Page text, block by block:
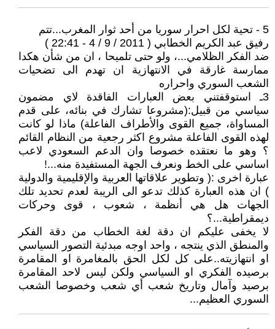
5 - تحية لكل احرار سوريا من أحد ثوار المغرب...تتم
رفيق عبد الكريم الخطابي ( 2011 / 9 / 4 - 22:41 )
ضد الفكر الظلامي...، ولو حتى تلميحا ، ان من شأن هكدا
ممارسة غارقة في الانتهازية ان تهدم الى تضحيات
الشعب السوري واحراره
3ـ استوقفتني بعض العبارات الفاقدة لاي مضمون
سياسي من قبيل:(مشروعا تشارك في بنائه، على قدم
المساواة، جميع القوى والأطراف الفاعلة) ماذا لو كانت
لهذه القوى الفاعلة مشروع اكثر رجعية من النظام القائم
؟ وهو ما نعتقده خصوصا وان الدعم السعودي لاعب
اساسي على الخط ونعرف الجهة المستفيدة منه...!
عبارة اخرى :( وتطوير علاقاتها العربية والإقليمية والدولية
) ان هذه العبارة كذلك تدعو الى الريبة لعدم تحديد تلك
الجهات هل هي أنظمة ، شعوب ، قوى وحركات
ديمقراطية...؟
لا يخفى عليكم ان دقة لغة الخطاب من دقة الفكر
والمنطق الذي ينتجه ، واحد اوجه مبدئية التصور السياسي
او انتهازيته..على كل لكل الحق بالمغامرة او المقامرة
برصيده الفكري او السياسي ولكن ليس لاحد المقامرة
برصيد وآمال وتاريخ شعب أي شعب وخصوصا الشعب
السوري العظيم...